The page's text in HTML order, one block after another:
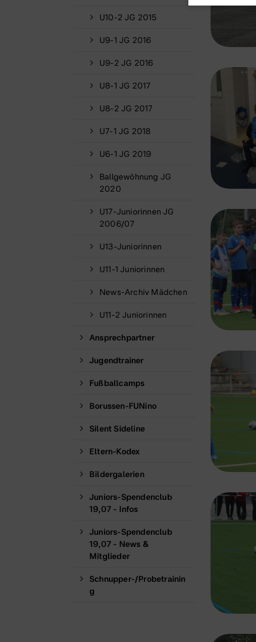
U10-2 JG 2015
U9-1 JG 2016
U9-2 JG 2016
U8-1 JG 2017
U8-2 JG 2017
U7-1 JG 2018
U6-1 JG 2019
Ballgewöhnung JG
2020
U17-Juniorinnen JG
2006/07
U13-Juniorinnen
U11-1 Juniorinnen
News-Archiv Mädchen
U11-2 Juniorinnen
Ansprechpartner
Jugendtrainer
Fußballcamps
Borussen-FUNino
Silent Sideline
Eltern-Kodex
Bildergalerien
Juniors-Spendenclub
19,07 - Infos
Juniors-Spendenclub
19,07 - News &
Mitglieder
Schnupper-/Probetrainin
g